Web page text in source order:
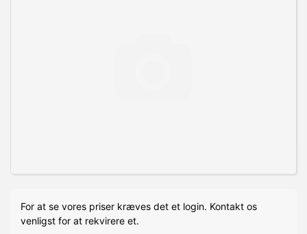
For at se vores priser kræves det et login. Kontakt os
venligst for at rekvirere et.